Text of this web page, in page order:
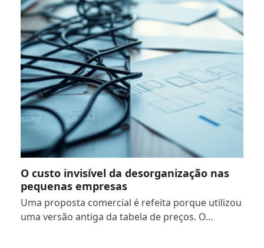
O custo invisível da desorganização nas
pequenas empresas
Uma proposta comercial é refeita porque utilizou
uma versão antiga da tabela de preços. O…